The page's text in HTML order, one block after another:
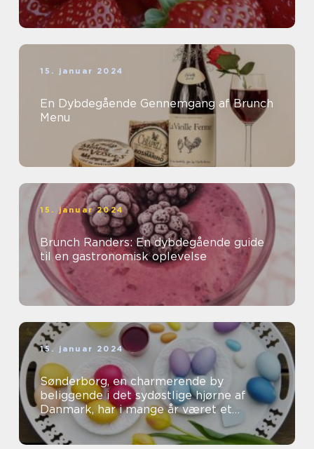
15. januar 2024
En Dybdegående Gennemgang af Brunch
Menu
15. januar 2024
Brunch Randers: En dybdegående guide
til en gastronomisk oplevelse
15. januar 2024
Sønderborg, en charmerende by
beliggende i det sydøstlige hjørne af
Danmark, har i mange år været et
populært rejsemål for både
eventyrrejsende og bac...